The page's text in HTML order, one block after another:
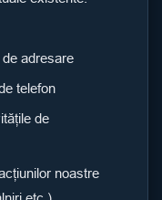
adresare
telefon
de
noastre